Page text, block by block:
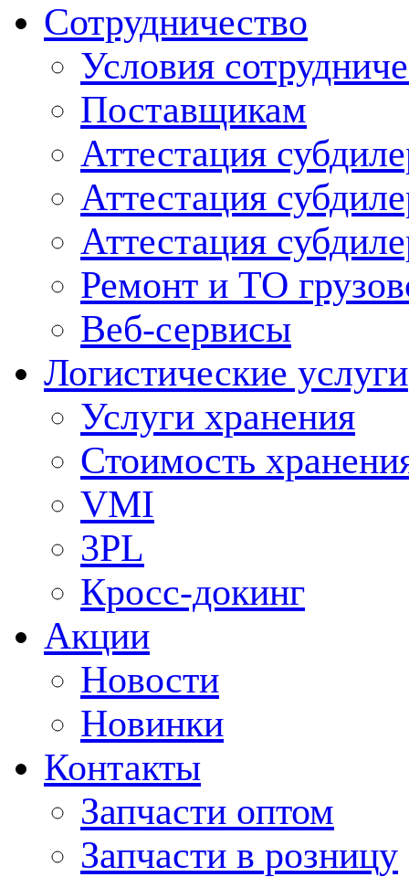
Сотрудничество
Условия
Поставщикам
Аттестация
Аттестация
Аттестация
Ремонт и ТО
Веб-сервисы
Логистические услуги
Услуги хранения
Стоимость
VMI
3PL
Кросс-докинг
Акции
Новости
Новинки
Контакты
Запчасти оптом
Запчасти в розницу